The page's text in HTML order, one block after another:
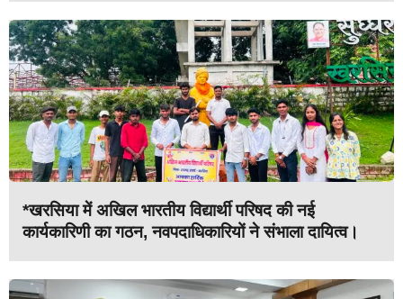
*खरसिया में अखिल भारतीय विद्यार्थी परिषद की नई
कार्यकारिणी का गठन, नवपदाधिकारियों ने संभाला दायित्व।